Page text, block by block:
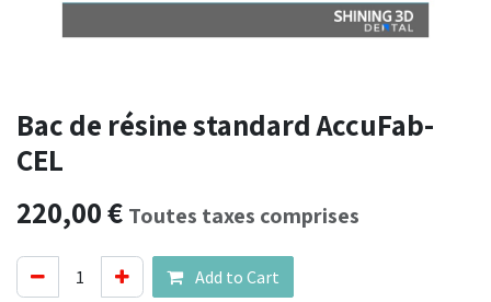
Bac de résine standard AccuFab-
CEL
220,00€ Toutes taxes comprises
Add to Cart